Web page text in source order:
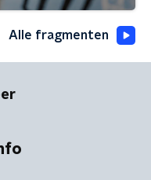
Alle fragmenten